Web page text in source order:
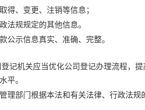
得、变更、注销等信息；
法规规定的其他信息。
公示信息真实、准确、完整。
登记机关应当优化公司登记办理流程，
平。
理部门根据本法和有关法律、行政法